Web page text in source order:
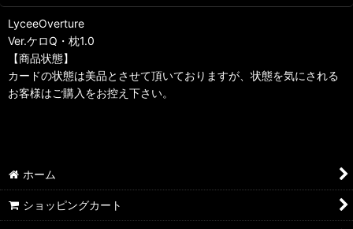
LyceeOverture
Ver.ケロQ・枕1.0
【商品状態】
カードの状態は美品とさせて頂いておりますが、状態を気にされる
お客様はご購入をお控え下さい。
ホーム
ショッピングカート